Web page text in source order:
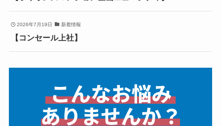
2026年7月19日 新着情報
【コンセール上社】